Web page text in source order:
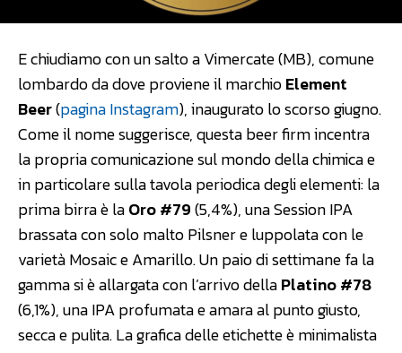
E chiudiamo con un salto a Vimercate (MB), comune
lombardo da dove proviene il marchioElement
Beer(pagina Instagram), inaugurato lo scorso giugno.
Come il nome suggerisce, questa beer firm incentra
la propria comunicazione sul mondo della chimica e
in particolare sulla tavola periodica degli elementi: la
prima birra è laOro #79(5,4%), una Session IPA
brassata con solo malto Pilsner e luppolata con le
varietà Mosaic e Amarillo. Un paio di settimane fa la
gamma si è allargata con l’arrivo dellaPlatino #78
(6,1%), una IPA profumata e amara al punto giusto,
secca e pulita. La grafica delle etichette è minimalista